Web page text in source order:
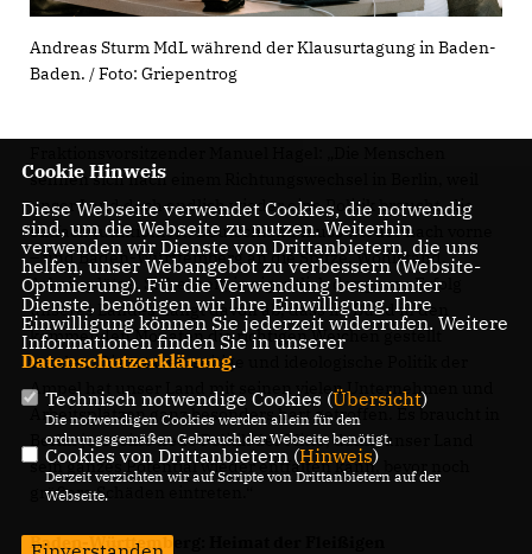
Andreas Sturm MdL während der Klausurtagung in Baden-
Baden. / Foto: Griepentrog
sehnen sich nach einem Richtungswechsel in Berlin, weil
unser Land doch endlich wieder eine Politik braucht, die
einfach funktioniert. Deutschland muss wieder nach vorne
– und Baden-Württemberg an die Spitze. Wohlstand,
Arbeitsplätze, Sicherheit, ja eigentlich der ganze Erfolg
unseres Landes hängt davon ab, dass im Bund in den
kommenden Monaten die richtigen Weichen gestellt
werden. Die total einseitige und ideologische Politik der
Ampel hat unser Land mit seinen vielen Unternehmen und
Arbeitsplätzen ganz besonders hart getroffen. Es braucht in
Berlin jetzt eine neue Politik der Mitte, damit unser Land
sein ganzes Potential wieder entfalten kann, bevor noch
größere Schäden eintreten.“
Baden-Württemberg: Heimat der Fleißigen
Cookie Hinweis
Diese Webseite verwendet Cookies, die notwendig
sind, um die Webseite zu nutzen. Weiterhin
verwenden wir Dienste von Drittanbietern, die uns
helfen, unser Webangebot zu verbessern (Website-
Optmierung). Für die Verwendung bestimmter
Dienste, benötigen wir Ihre Einwilligung. Ihre
Einwilligung können Sie jederzeit widerrufen. Weitere
Informationen finden Sie in unserer
Datenschutzerklärung.
Technisch notwendige Cookies (Übersicht)
Die notwendigen Cookies werden allein für den
ordnungsgemäßen Gebrauch der Webseite benötigt.
Cookies von Drittanbietern (Hinweis)
Derzeit verzichten wir auf Scripte von Drittanbietern auf der
Webseite.